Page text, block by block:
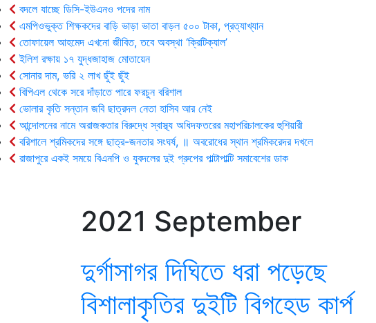
বদলে যাচ্ছে ডিসি-ইউএনও পদের নাম
এমপিওভুক্ত শিক্ষকদের বাড়ি ভাড়া ভাতা বাড়ল ৫০০ টাকা, প্রত্যাখ্যান
তোফায়েল আহমেদ এখনো জীবিত, তবে অবস্থা ‘ক্রিটিক্যাল’
ইলিশ রক্ষায় ১৭ যুদ্ধজাহাজ মোতায়েন
সোনার দাম, ভরি ২ লাখ ছুঁই ছুঁই
বিপিএল থেকে সরে দাঁড়াতে পারে ফরচুন বরিশাল
ভোলার কৃ‌তি সন্তান জবি ছাত্রদল নেতা হাসিব আর নেই
আন্দোলনের নামে অরাজকতার বিরুদ্ধে স্বাস্থ্য অধিদফতরের মহাপরিচালকের হুশিয়ারী
বরিশালে শ্রমিকদের সঙ্গে ছাত্র-জনতার সংঘর্ষ, ॥ অবরোধের স্থান শ্রমিকরেদর দখলে
রাজাপুরে একই সময়ে বিএনপি ও যুবদলের দুই গ্রুপের পাল্টাপাল্টি সমাবেশের ডাক
2021 September
দুর্গাসাগর দিঘিতে ধরা পড়েছে
বিশালাকৃতির দুইটি বিগহেড কার্প